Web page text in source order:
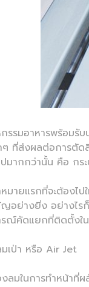
รรมอาหารพร้อมรั
ที่ส่งผลต่อการตัด
มากกว่านั้น คือ กร
มายแรกที่จะต้องไ
ญอย่างยิ่ง อย่างไ
คัดแยกที่ติดตั้งใน
เป่า หรือ Air Jet
ลมในการทำหน้าที่